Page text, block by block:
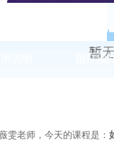
预订须
雯老师，今天的课程是：